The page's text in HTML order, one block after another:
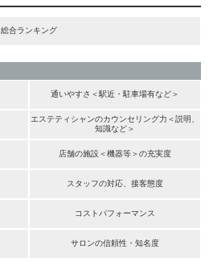
総合ランキング
通いやすさ＜駅近・駐車場有など＞
エステティシャンのカウンセリング力＜説明、
知識など＞
店舗の施設＜機器等＞の充実度
スタッフの対応、接客態度
コストパフォーマンス
サロンの信頼性・知名度